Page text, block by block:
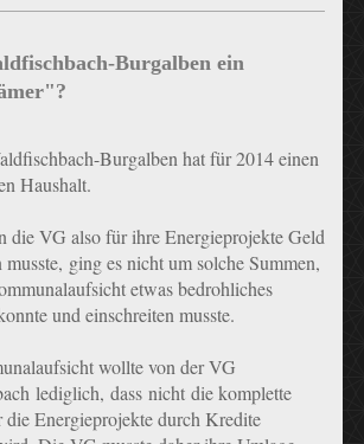
Burgalben ein
Burgalben hat für 2014 einen
Haushalt.
die VG also für ihre Energieprojekte Geld
musste, ging es nicht um solche Summen,
etwas bedrohliches
und einschreiten musste.
wollte von der VG
lediglich, dass nicht die komplette
die Energieprojekte durch Kredite